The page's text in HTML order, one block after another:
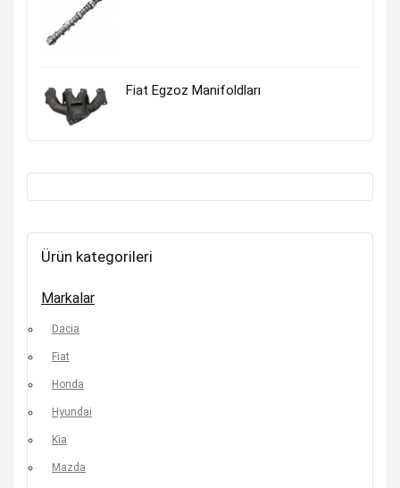
Fiat Egzoz Manifoldları
Ürün kategorileri
Markalar
Dacia
Fiat
Honda
Hyundai
Kia
Mazda